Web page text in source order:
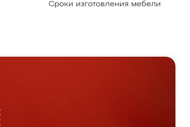
Сроки изготовления мебели